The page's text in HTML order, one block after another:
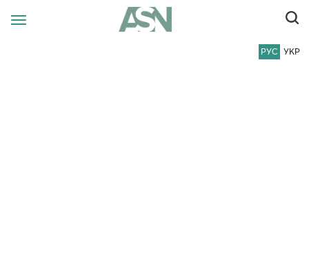
РУС УКР